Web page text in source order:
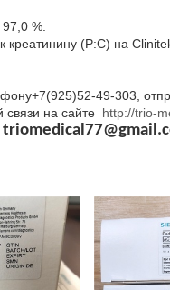
%.
креатинину (P:C) на
49-303,
связи на сайте http://trio-